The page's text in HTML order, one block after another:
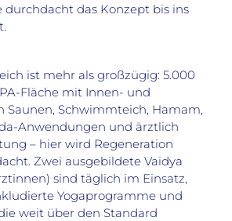
durchdacht das Konzept bis ins
ist mehr als großzügig: 5.000
Fläche mit Innen- und
Saunen, Schwimmteich, Hamam,
Anwendungen und ärztlich
– hier wird Regeneration
Zwei ausgebildete Vaidya
sind täglich im Einsatz,
Yogaprogramme und
weit über den Standard